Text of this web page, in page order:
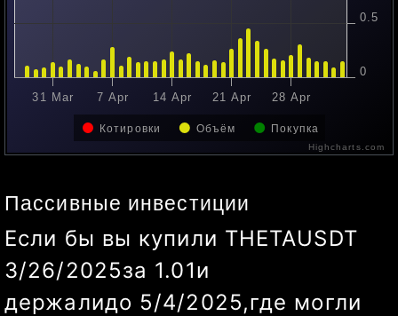
Котировки Объём Покупка
7 Apr 21 Apr 5 May
0.5
0
Highcharts.com
Пассивные инвестиции
Если бы вы купили THETAUSDT
3/26/2025за 1.01и
держалидо 5/8/2025,где могли